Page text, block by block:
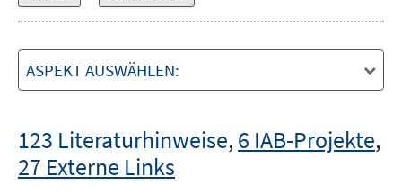
ASPEKT AUSWÄHLEN:
123 Literaturhinweise,6 IAB-Projekte,
27 Externe Links